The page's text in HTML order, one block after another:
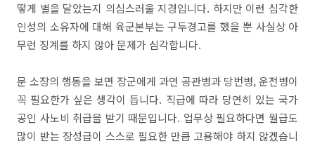
떻게 별을 달았는지 의심스러울 지경입니다. 하지만 이런 심각한
인성의 소유자에 대해 육군본부는 구두경고를 했을 뿐 사실상 아
무런 징계를 하지 않아 문제가 심각합니다.
문 소장의 행동을 보면 장군에게 과연 공관병과 당번병, 운전병이
꼭 필요한가 싶은 생각이 듭니다. 직급에 따라 당연히 있는 국가
공인 사노비 취급을 받기 때문입니다. 업무상 필요하다면 월급도
많이 받는 장성급이 스스로 필요한 만큼 고용해야 하지 않겠습니